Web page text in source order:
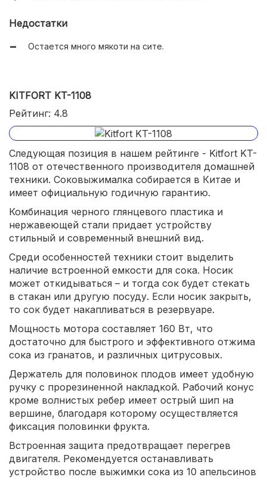
Недостатки
Остается много мякоти на сите.
KITFORT KT-1108
Рейтинг: 4.8
Следующая позиция в нашем рейтинге - Kitfort KT-
1108 от отечественного производителя домашней
техники. Соковыжималка собирается в Китае и
имеет официальную годичную гарантию.
Комбинация черного глянцевого пластика и
нержавеющей стали придает устройству
стильный и современный внешний вид.
Среди особенностей техники стоит выделить
наличие встроенной емкости для сока. Носик
может откидываться – и тогда сок будет стекать
в стакан или другую посуду. Если носик закрыть,
то сок будет накапливаться в резервуаре.
Мощность мотора составляет 160 Вт, что
достаточно для быстрого и эффективного отжима
сока из гранатов, и различных цитрусовых.
Держатель для половинок плодов имеет удобную
ручку с прорезиненной накладкой. Рабочий конус
кроме волнистых ребер имеет острый шип на
вершине, благодаря которому осуществляется
фиксация половинки фрукта.
Встроенная защита предотвращает перегрев
двигателя. Рекомендуется останавливать
устройство после выжимки сока из 10 апельсинов